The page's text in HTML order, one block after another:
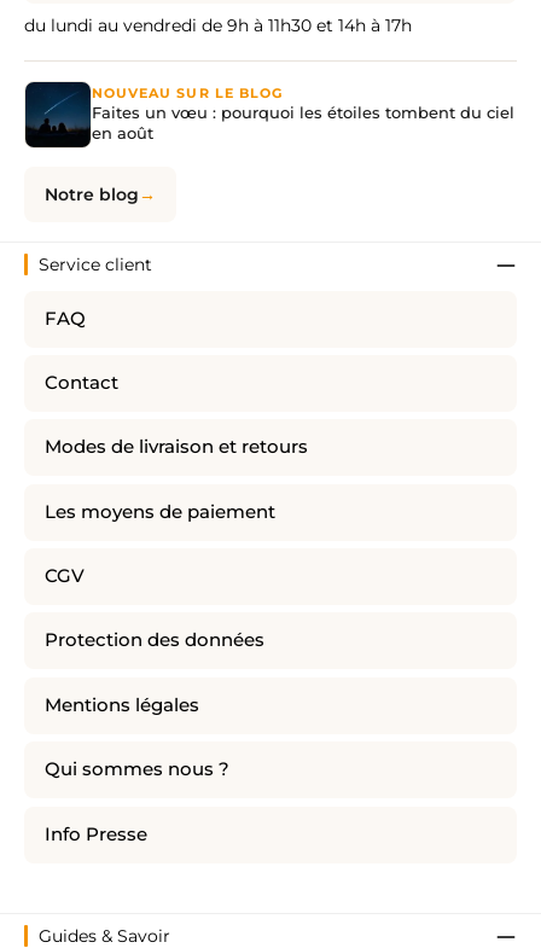
du lundi au vendredi de 9h à 11h30 et 14h à 17h
NOUVEAU SUR LE BLOG
Faites un vœu : pourquoi les étoiles tombent du ciel
en août
Notre blog
Service client
FAQ
Contact
Modes de livraison et retours
Les moyens de paiement
CGV
Protection des données
Mentions légales
Qui sommes nous ?
Info Presse
Guides & Savoir